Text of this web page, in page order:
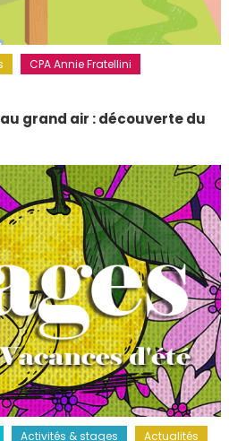
CPA Annie Fratellini
grand air : découverte du
Activités & stages
Actualités